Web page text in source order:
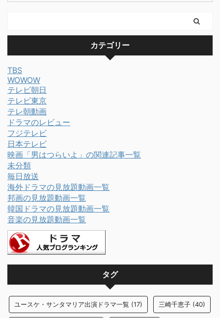
カテゴリー
TBS
WOWOW
テレビ朝日
テレビ東京
テレ朝動画
ドラマのレビュー
フジテレビ
日本テレビ
映画「男はつらいよ」の関連記事一覧
未分類
毎日放送
海外ドラマの見放題動画一覧
邦画の見放題動画一覧
韓国ドラマの見放題動画一覧
音楽の見放題動画一覧
タグ
ユースケ・サンタマリア出演ドラマ一覧 (17) 三崎千恵子 (40)